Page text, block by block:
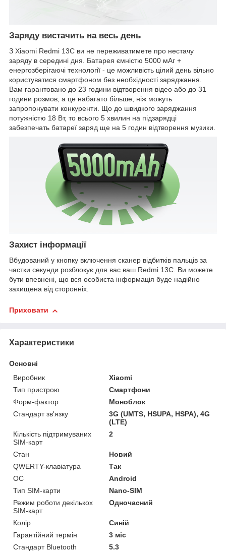
Заряду вистачить на весь день
З Xiaomi Redmi 13C ви не переживатимете про нестачу
заряду в середині дня. Батарея ємністю 5000 мАг +
енергозберігаючі технології - це можливість цілий день вільно
користуватися смартфоном без необхідності заряджання.
Вам гарантовано до 23 години відтворення відео або до 31
години розмов, а це набагато більше, ніж можуть
запропонувати конкуренти. Що до швидкого заряджання
потужністю 18 Вт, то всього 5 хвилин на підзарядці
забезпечать батареї заряд ще на 5 годин відтворення музики.
Захист інформації
Вбудований у кнопку включення сканер відбитків пальців за
частки секунди розблокує для вас ваш Redmi 13C. Ви можете
бути впевнені, що вся особиста інформація буде надійно
захищена від сторонніх.
Приховати
Характеристики
Основні
Виробник
Xiaomi
Тип пристрою
Смартфони
Форм-фактор
Моноблок
Стандарт зв'язку
3G (UMTS, HSUPA, HSPA), 4G
(LTE)
Кількість підтримуваних
SIM-карт
2
Стан
Новий
QWERTY-клавіатура
Так
ОС
Android
Тип SIM-карти
Nano-SIM
Режим роботи декількох
SIM-карт
Одночасний
Колір
Синій
Гарантійний термін
3 міс
Стандарт Bluetooth
5.3